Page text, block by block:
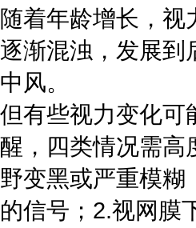
随着年龄增长，视
逐渐混浊，发展到
中风。
但有些视力变化可
醒，四类情况需高
野变黑或严重模糊
的信号；2.视网膜